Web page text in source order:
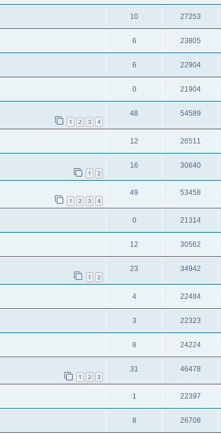
10 27253
6 23805
6 22904
0 21904
1 2 3 4
48 54589
12 26511
1 2
16 30640
1 2 3 4
49 53458
0 21314
12 30562
1 2
23 34942
4 22484
3 22323
8 24224
1 2 3
31 46478
1 22397
8 26708